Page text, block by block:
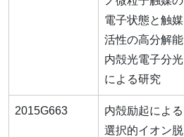
電子状態と触媒
活性の高分解能
内殻光電子分光
による研究
2015G663
内殻励起による
選択的イオン脱